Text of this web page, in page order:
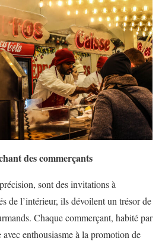
des commerçants
sont des invitations à
de l’intérieur, ils dévoilent un trésor de
Chaque commerçant, habité par
avec enthousiasme à la promotion de